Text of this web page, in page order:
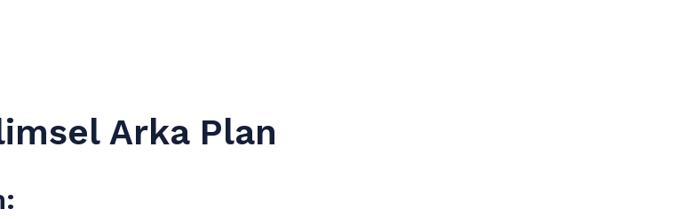
Arka Plan